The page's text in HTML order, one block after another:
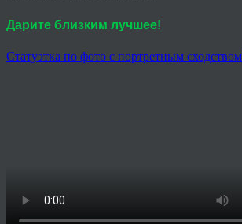
Дарите близким лучшее!
Статуэтка по фото с портретным